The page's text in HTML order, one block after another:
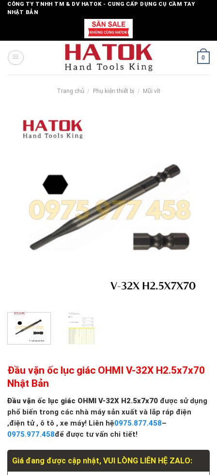
SkipCÔNG TY TNHH TM & DV HATOK - CUNG CẤP DỤNG CỤ CẦM TAY
NHẬT BẢN
0
Trang chủ / Phụ kiện thiết bị / Mũi vít
Đầu vặn ốc lục giác OHMI V-32X H2.5x7x70
Nhật Bản
Đầu vặn ốc lục giác OHMI V-32X H2.5x7x70 được sử dụng
phổ biến trong các nhà máy sản xuất và lắp ráp điện
,điện tử , ô tô , xe máy! Liên hệ0975.877.458–
0975.977.458để được tư vấn chi tiết!
Giá đang được cập nhật, VUI LÒNG LIÊN HỆ ZALO: